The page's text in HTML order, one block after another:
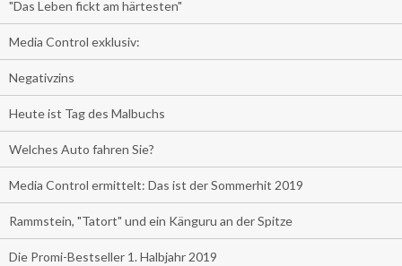
"Das Leben fickt am härtesten"
Media Control exklusiv:
Negativzins
Heute ist Tag des Malbuchs
Welches Auto fahren Sie?
Media Control ermittelt: Das ist der Sommerhit 2019
Rammstein, "Tatort" und ein Känguru an der Spitze
Die Promi-Bestseller 1. Halbjahr 2019